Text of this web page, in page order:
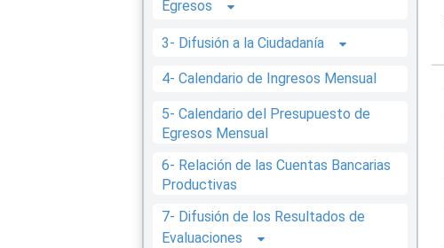
Egresos
3- Difusión a la Ciudadanía
4- Calendario de Ingresos Mensual
5- Calendario del Presupuesto de
Egresos Mensual
6- Relación de las Cuentas Bancarias
Productivas
7- Difusión de los Resultados de
Evaluaciones